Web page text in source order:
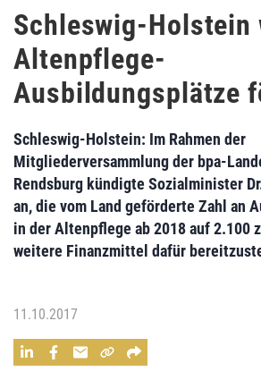
Schleswig-Holstein
Altenpflege-
Ausbildungsplätze
Schleswig-Holstein: Im Rahmen der
Mitgliederversammlungder bpa-
Rendsburg kündigte Sozialminister
an, die vom Land geförderte Zahl an
in der Altenpflege ab 2018auf 2.100
weitere Finanzmittel dafür
11.10.2017